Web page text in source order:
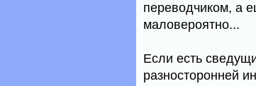
переводчиком, а
маловероятно...
Если есть
разносторонней